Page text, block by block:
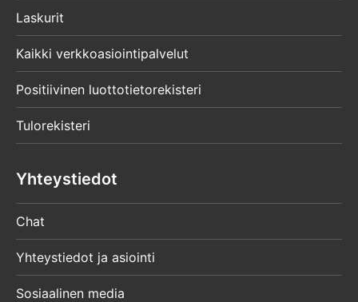
Laskurit
Kaikki verkkoasiointipalvelut
Positiivinen luottotietorekisteri
Tulorekisteri
Yhteystiedot
Chat
Yhteystiedot ja asiointi
Sosiaalinen media